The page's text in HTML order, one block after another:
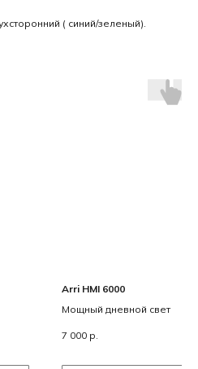
( синий/зеленый).
Arri HMI 6000
Мощный дневной свет
7 000 р.